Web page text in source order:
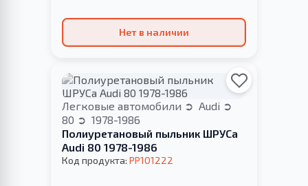
Нет в наличии
Легковые автомобили
Audi
80
1978-1986
Полиуретановый пыльник ШРУСа
Audi 80 1978-1986
Код продукта: PP101222